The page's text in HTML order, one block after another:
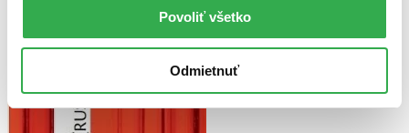
Povoliť všetko
Odmietnuť